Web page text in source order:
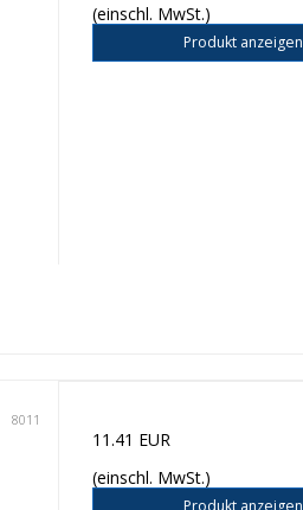
(einschl. MwSt.)
Produkt anzeigen
8011
11.41 EUR
(einschl. MwSt.)
Produkt anzeigen